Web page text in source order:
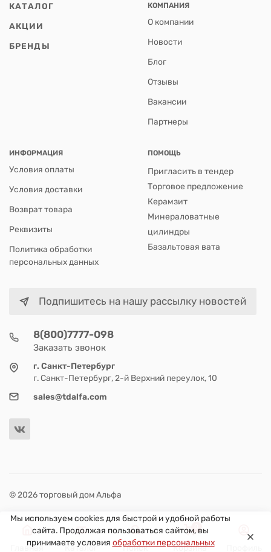
КАТАЛОГ
АКЦИИ
БРЕНДЫ
КОМПАНИЯ
О компании
Новости
Блог
Отзывы
Вакансии
Партнеры
ИНФОРМАЦИЯ
Условия оплаты
Условия доставки
Возврат товара
Реквизиты
Политика обработки
персональных данных
ПОМОЩЬ
Пригласить в тендер
Торговое предложение
Керамзит
Минераловатные
цилиндры
Базальтовая вата
Подпишитесь на нашу рассылку новостей
8(800)7777-098
Заказать звонок
г. Санкт-Петербург
г. Санкт-Петербург, 2-й Верхний переулок, 10
sales@tdalfa.com
© 2026 торговый дом Альфа
Мы используем cookies для быстрой и удобной работы
сайта. Продолжая пользоваться сайтом, вы
принимаете условия обработки персональных
Главная Каталог Поиск
0
Корзина